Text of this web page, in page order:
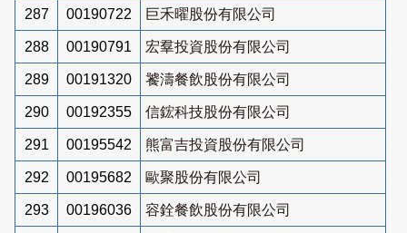
287 00190722 巨禾曜股份有限公司
288 00190791 宏羣投資股份有限公司
289 00191320 饕濤餐飲股份有限公司
290 00192355 信鋐科技股份有限公司
291 00195542 熊富吉投資股份有限公司
292 00195682 歐聚股份有限公司
293 00196036 容銓餐飲股份有限公司